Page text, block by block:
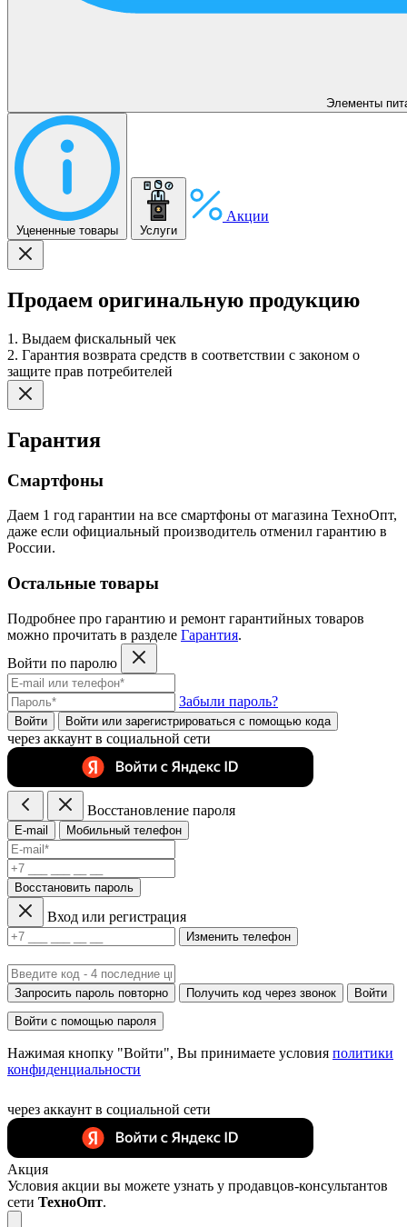
Элементы
Уцененные товары Услуги
Акции
Продаем оригинальную продукцию
1. Выдаем фискальный чек
2. Гарантия возврата средств в соответствии с законом о
защите прав потребителей
Гарантия
Смартфоны
Даем 1 год гарантии на все смартфоны от магазина ТехноОпт,
даже если официальный производитель отменил гарантию в
России.
Остальные товары
Подробнее про гарантию и ремонт гарантийных товаров
можно прочитать в разделе Гарантия.
Войти по паролю
Забыли пароль?
Войти Войти или зарегистрироватьcя с помощью кода
через аккаунт в социальной сети
Восстановление пароля
E-mail Мобильный телефон
Восстановить пароль
Вход или регистрация
Изменить телефон
Запросить пароль повторно Получить код через звонок Войти
Войти с помощью пароля
Нажимая кнопку "Войти", Вы принимаете условия политики
конфиденциальности
через аккаунт в социальной сети
Акция
Условия акции вы можете узнать у продавцов-консультантов
сети ТехноОпт.